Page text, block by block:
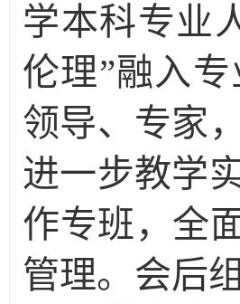
学本科专业
伦理”融入
领导、专家
进一步教学
作专班，全
管理。会后